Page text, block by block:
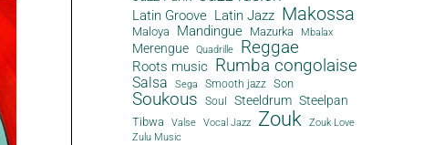
Latin Groove Latin Jazz Makossa
Maloya Mandingue Mazurka Mbalax
Merengue Quadrille Reggae
Roots music Rumba congolaise
Salsa Sega Smooth jazz Son
Soukous Soul Steeldrum Steelpan
Tibwa Valse Vocal Jazz Zouk
Zouk Love
Zulu Music